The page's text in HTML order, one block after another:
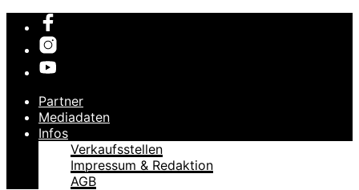
Partner
Mediadaten
Infos
Verkaufsstellen
Impressum & Redaktion
AGB